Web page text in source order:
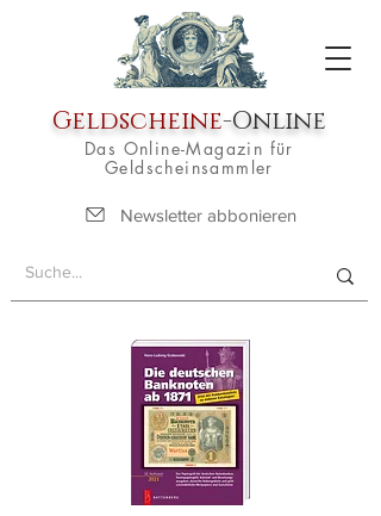
Geldscheine-Online
Das Online-Magazin für
Geldscheinsammler
Newsletter abbonieren